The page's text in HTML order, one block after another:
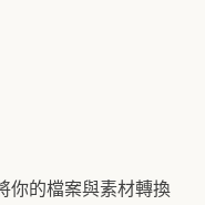
你的檔案與素材轉換